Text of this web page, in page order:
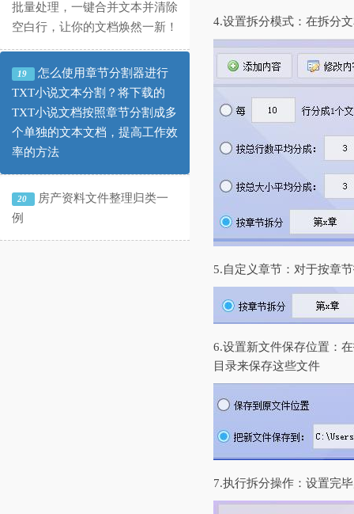
批量处理，一键合并文本并清除
空白行，让你的文档焕然一新！
19
怎么使用章节分割器进行
TXT小说文本分割？将下载的
TXT小说文档按照章节分割成多
个单独的文本文档，提高工作效
率的方法
20
房产资料文件整理归类一
例
4.设置拆分模式：在拆分
5.自定义章节：对于按章
6.设置新文件保存位置：
目录来保存这些文件
7.执行拆分操作：设置完